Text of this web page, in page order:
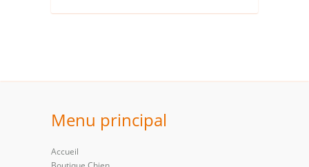
Menu principal
Accueil